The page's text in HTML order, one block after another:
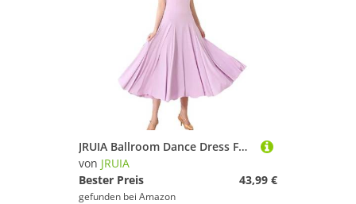
JRUIA Ballroom Dance Dress Für Frauen Kurzarm Walzer Tango Foxtrott Flamenco Tanzkleider Tango Dancewear Modern Dancing Kostüm,Lila,L
von JRUIA
Bester Preis
43,99 €
gefunden bei Amazon